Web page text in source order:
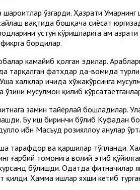
ўзгарди. Ҳазрати
вақтида бошқача сиёсат
устун кўришларига ҳам
бордилар.
камайиб қолган эдилар.
тарқалган фатхдар да-вомида
Уша халқлар ичида хўжакўрсинга
мусулмон қилиб
замин тайёрлай бошладилар.
Бу иш биринчи бўлиб Куфадан
ибн Масъуд розияллоҳу анҳулар
тарафдор ва қаршилар тўпланди.
ғарбий томонига волий этиб
бўлишди. Одатда фитначилар
қилди. Ҳамма ишлар яхши кетиб